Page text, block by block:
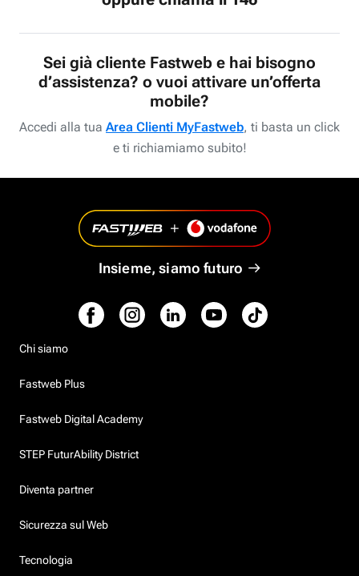
Sei già cliente Fastweb e hai bisogno
d’assistenza? o vuoi attivare un’offerta
mobile?
Accedi alla tua Area Clienti MyFastweb, ti basta un click
e ti richiamiamo subito!
Insieme, siamo futuro
Chi siamo
Fastweb Plus
Fastweb Digital Academy
STEP FuturAbility District
Diventa partner
Sicurezza sul Web
Tecnologia